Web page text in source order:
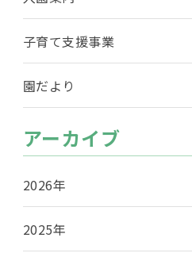
子育て支援事業
園だより
アーカイブ
2026年
2025年